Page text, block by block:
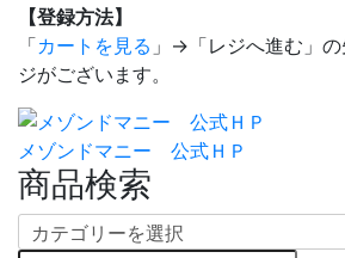
【登録方法】
「カートを見る 」→「レジへ進む」
ジがございます。
メゾンドマニー 公式ＨＰ
商品検索